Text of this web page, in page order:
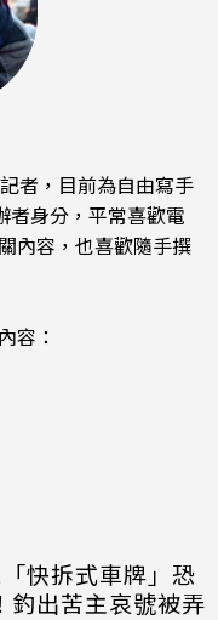
者，目前為自由寫手
身分，平常喜歡電
內容，也喜歡隨手撰
容：
快拆式車牌」恐
釣出苦主哀號被弄